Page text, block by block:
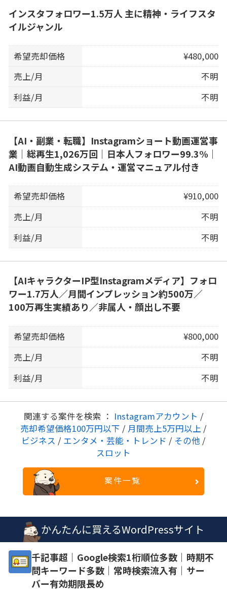
インスタフォロワー1.5万人 主に精神・ライフスタ
イルジャンル
希望売却価格
¥480,000
売上/月
不明
利益/月
不明
【AI・副業・転職】Instagramショート動画運営事
業｜総再生1,026万回｜日本人フォロワー99.3%｜
AI動画自動生成システム・運営マニュアル付き
希望売却価格
¥910,000
売上/月
不明
利益/月
不明
【AIキャラクターIP型Instagramメディア】フォロ
ワー1.7万人／月間インプレッション約500万／
100万再生実績あり／非属人・顔出し不要
希望売却価格
¥800,000
売上/月
不明
利益/月
不明
関連する案件を検索 ： Instagramアカウント /
売却希望価格100万円以下 / 月間売上5万円以上 /
ビジネス / エンタメ・芸能・トレンド / その他 /
スロット
案件一覧
かんたんに買えるWordPressサイト
千記事超｜Google検索1桁順位多数｜時期不
問キーワード多数｜常時検索流入有｜サー
バー有効期限長め